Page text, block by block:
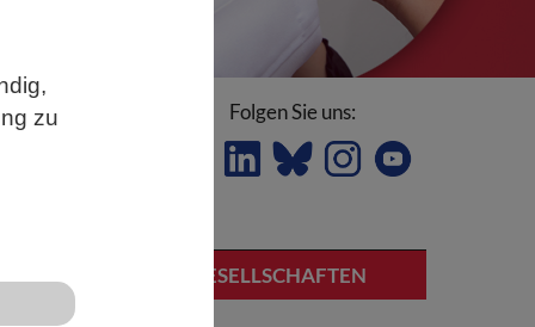
zu
Folgen Sie uns:
FACHGESELLSCHAFTEN